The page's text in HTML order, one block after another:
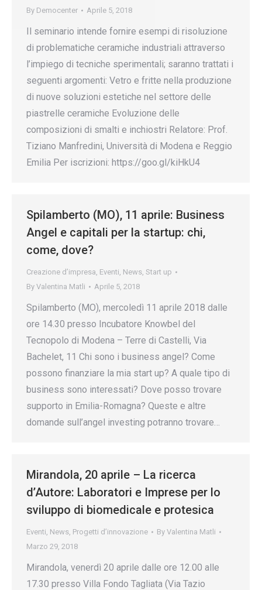
By Democenter Aprile 5, 2018
Il seminario intende fornire esempi di risoluzione
di problematiche ceramiche industriali attraverso
l’impiego di tecniche sperimentali; saranno trattati i
seguenti argomenti: Vetro e fritte nella produzione
di nuove soluzioni estetiche nel settore delle
piastrelle ceramiche Evoluzione delle
composizioni di smalti e inchiostri Relatore: Prof.
Tiziano Manfredini, Università di Modena e Reggio
Emilia Per iscrizioni: https://goo.gl/kiHkU4
Spilamberto (MO), 11 aprile: Business
Angel e capitali per la startup: chi,
come, dove?
Creazione d’impresa, Eventi, News, Start up
By Valentina Matli Aprile 5, 2018
Spilamberto (MO), mercoledì 11 aprile 2018 dalle
ore 14.30 presso Incubatore Knowbel del
Tecnopolo di Modena – Terre di Castelli, Via
Bachelet, 11 Chi sono i business angel? Come
possono finanziare la mia start up? A quale tipo di
business sono interessati? Dove posso trovare
supporto in Emilia-Romagna? Queste e altre
domande sull’angel investing potranno trovare…
Mirandola, 20 aprile – La ricerca
d’Autore: Laboratori e Imprese per lo
sviluppo di biomedicale e protesica
Eventi, News, Progetti d’innovazione By Valentina Matli
Marzo 29, 2018
Mirandola, venerdì 20 aprile dalle ore 12.00 alle
17.30 presso Villa Fondo Tagliata (Via Tazio